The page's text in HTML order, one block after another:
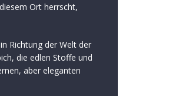
Ort herrscht,
Richtung der Welt der
die edlen Stoffe und
aber eleganten